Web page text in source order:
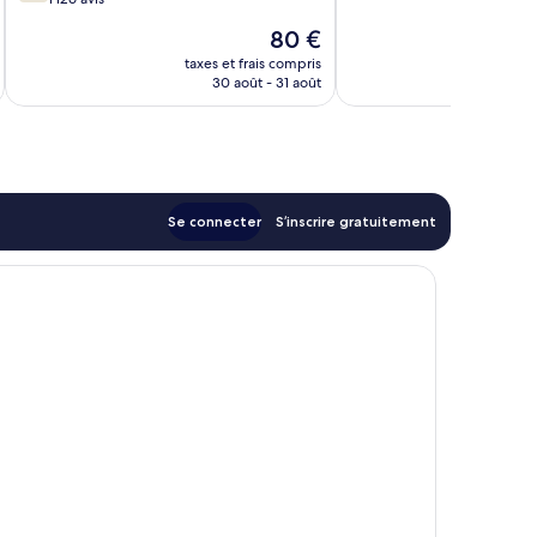
Le
nouveau
prix
80 €
taxes et frais compris
30 août - 31 août
Se connecter S’inscrire gratuitement